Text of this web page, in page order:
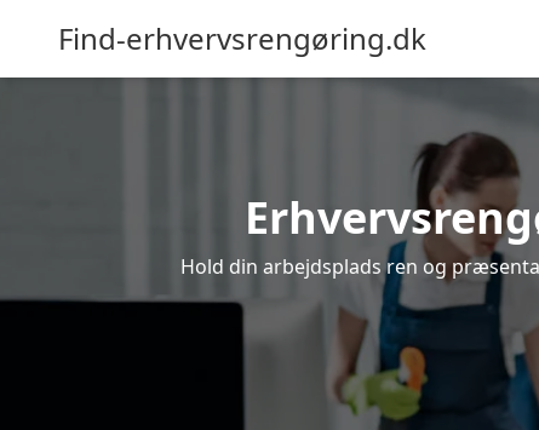
Find-erhvervsrengøring.dk
Hold din arbejdsplads ren og